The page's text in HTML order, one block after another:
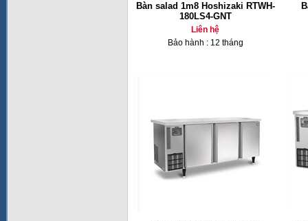
Bàn salad 1m8 Hoshizaki RTWH-
180LS4-GNT
Liên hệ
Bảo hành : 12 tháng